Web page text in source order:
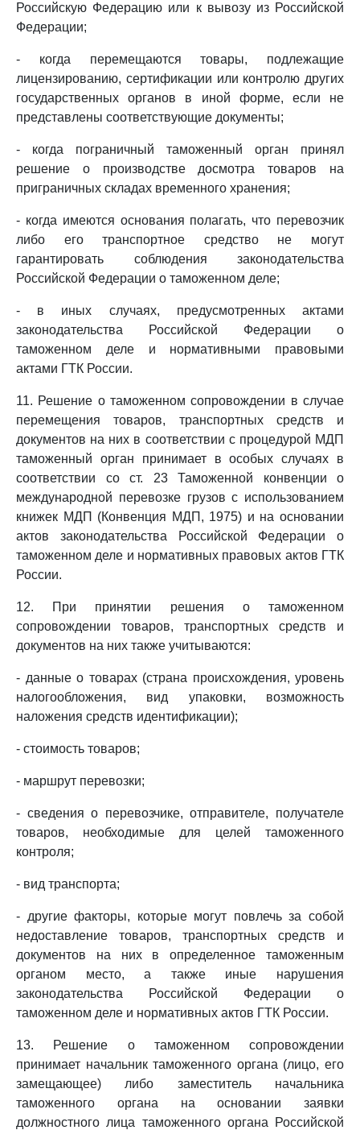
Российскую Федерацию или к вывозу из Российской
Федерации;
- когда перемещаются товары, подлежащие
лицензированию, сертификации или контролю других
государственных органов в иной форме, если не
представлены соответствующие документы;
- когда пограничный таможенный орган принял
решение о производстве досмотра товаров на
приграничных складах временного хранения;
- когда имеются основания полагать, что перевозчик
либо его транспортное средство не могут
гарантировать соблюдения законодательства
Российской Федерации о таможенном деле;
- в иных случаях, предусмотренных актами
законодательства Российской Федерации о
таможенном деле и нормативными правовыми
актами ГТК России.
11. Решение о таможенном сопровождении в случае
перемещения товаров, транспортных средств и
документов на них в соответствии с процедурой МДП
таможенный орган принимает в особых случаях в
соответствии со ст. 23 Таможенной конвенции о
международной перевозке грузов с использованием
книжек МДП (Конвенция МДП, 1975) и на основании
актов законодательства Российской Федерации о
таможенном деле и нормативных правовых актов ГТК
России.
12. При принятии решения о таможенном
сопровождении товаров, транспортных средств и
документов на них также учитываются:
- данные о товарах (страна происхождения, уровень
налогообложения, вид упаковки, возможность
наложения средств идентификации);
- стоимость товаров;
- маршрут перевозки;
- сведения о перевозчике, отправителе, получателе
товаров, необходимые для целей таможенного
контроля;
- вид транспорта;
- другие факторы, которые могут повлечь за собой
недоставление товаров, транспортных средств и
документов на них в определенное таможенным
органом место, а также иные нарушения
законодательства Российской Федерации о
таможенном деле и нормативных актов ГТК России.
13. Решение о таможенном сопровождении
принимает начальник таможенного органа (лицо, его
замещающее) либо заместитель начальника
таможенного органа на основании заявки
должностного лица таможенного органа Российской